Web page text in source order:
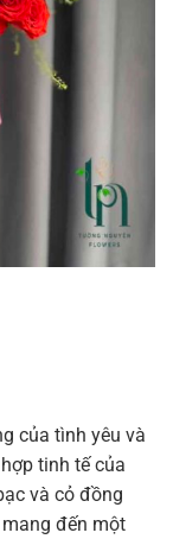
₫.
của tình yêu và
tinh tế của
và cỏ đồng
đến một